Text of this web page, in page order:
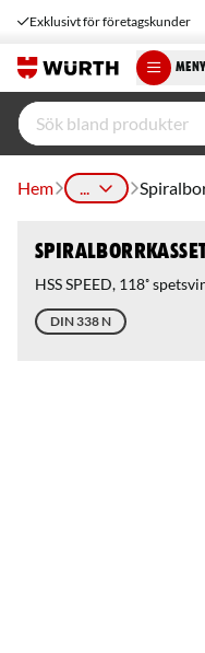
Exklusivt för företagskunder
MENY
Hem ...
Spiralborrkassett
HSS SPEED, 118˚
DIN 338 N